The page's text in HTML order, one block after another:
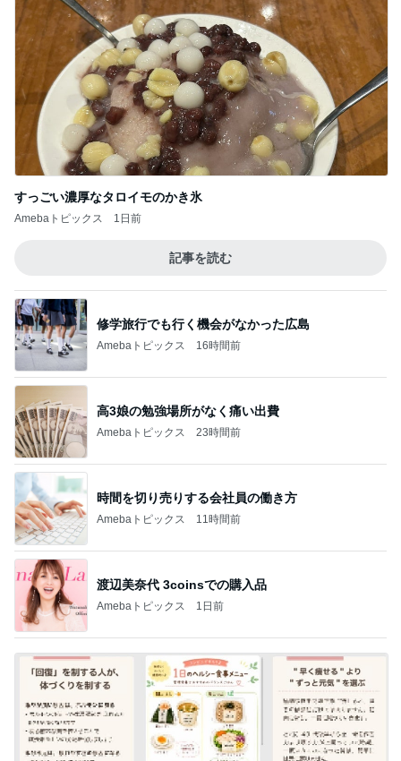
すっごい濃厚なタロイモのかき氷
Amebaトピックス 1日前
記事を読む
修学旅行でも行く機会がなかった広島
Amebaトピックス 16時間前
高3娘の勉強場所がなく痛い出費
Amebaトピックス 23時間前
時間を切り売りする会社員の働き方
Amebaトピックス 11時間前
渡辺美奈代 3coinsでの購入品
Amebaトピックス 1日前